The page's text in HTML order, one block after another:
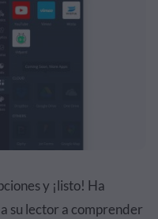
y ¡listo! Ha
su lector a comprender